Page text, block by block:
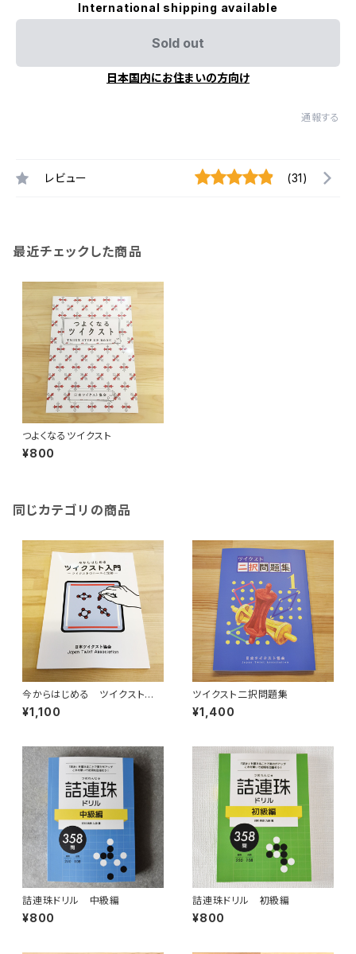
International shipping available
Sold out
日本国内にお住まいの方向け
通報する
レビュー (31)
最近チェックした商品
つよくなるツイクスト
¥800
同じカテゴリの商品
今からはじめる ツイクスト入
門
¥1,100
ツイクスト二択問題集
¥1,400
詰連珠ドリル 中級編
¥800
詰連珠ドリル 初級編
¥800